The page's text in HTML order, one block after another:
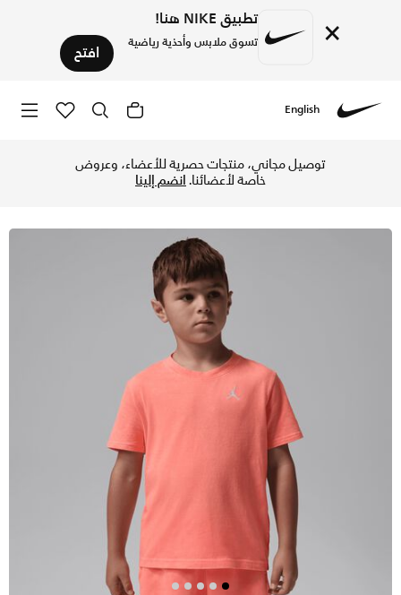
× تطبيق NIKE هنا!
تسوق ملابس وأحذية رياضية افتح
English
توصيل مجاني، منتجات حصرية للأعضاء، وعروض
خاصة لأعضائنا.انضم إلينا